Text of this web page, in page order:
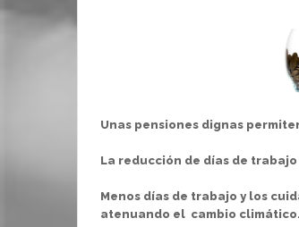
Unas pensiones dignas
La reducción de días de
Menos días de trabajo y los
atenuando el cambio climático.